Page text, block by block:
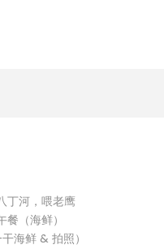
丁河，喂老鹰
（海鲜）
海鲜 & 拍照）